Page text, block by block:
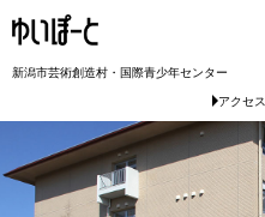
新潟市芸術創造村・国際青少年センター
アクセス